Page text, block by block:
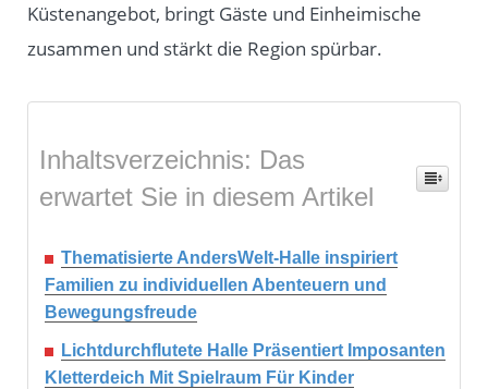
Küstenangebot, bringt Gäste und Einheimische
zusammen und stärkt die Region spürbar.
Inhaltsverzeichnis: Das
erwartet Sie in diesem Artikel
Thematisierte AndersWelt-Halle inspiriert
Familien zu individuellen Abenteuern und
Bewegungsfreude
Lichtdurchflutete Halle Präsentiert Imposanten
Kletterdeich Mit Spielraum Für Kinder